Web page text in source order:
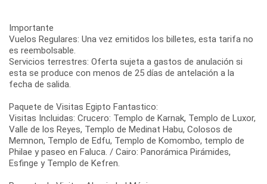
Importante
Vuelos Regulares: Una vez emitidos los billetes, esta tarifa no
es reembolsable.
Servicios terrestres: Oferta sujeta a gastos de anulación si
esta se produce con menos de 25 días de antelación a la
fecha de salida.
Paquete de Visitas Egipto Fantastico:
Visitas Incluidas: Crucero: Templo de Karnak, Templo de Luxor,
Valle de los Reyes, Templo de Medinat Habu, Colosos de
Memnon, Templo de Edfu, Templo de Komombo, templo de
Philae y paseo en Faluca. / Cairo: Panorámica Pirámides,
Esfinge y Templo de Kefren.